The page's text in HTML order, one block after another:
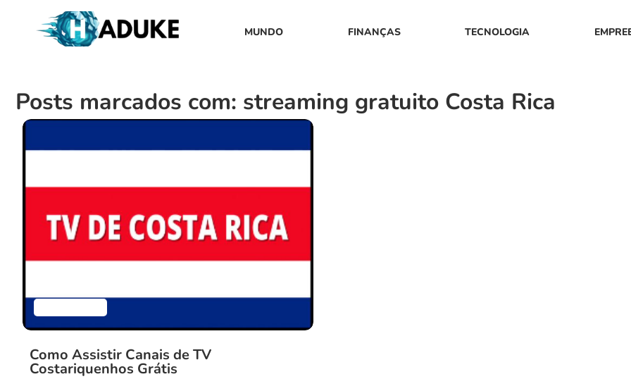
MUNDO FINANÇAS TECNOLOGIA
Posts marcados com: streaming gratuito Costa Rica
Como Assistir Canais de TV
Costariquenhos Grátis